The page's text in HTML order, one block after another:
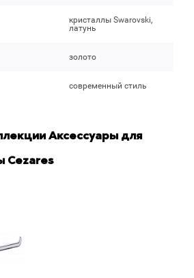
кристаллы Swarovski,
латунь
золото
современный стиль
Аксессуары для
Cezares